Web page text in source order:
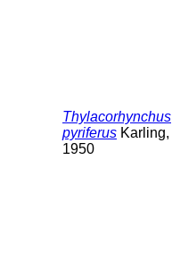
Thylacorhynchus
pyriferus Karling,
1950